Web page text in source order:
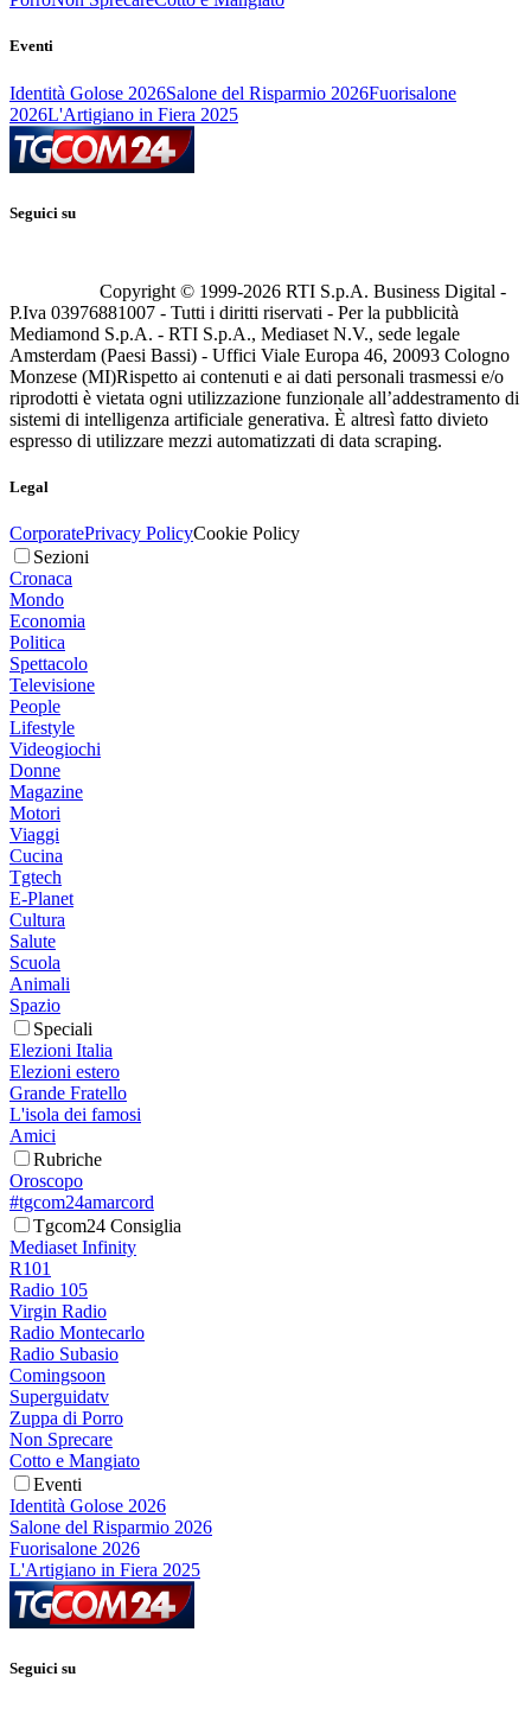
Eventi
Identità Golose 2026Salone del Risparmio 2026Fuorisalone
2026L'Artigiano in Fiera 2025
Seguici su
Copyright © 1999-2026 RTI S.p.A. Business Digital -
P.Iva 03976881007 - Tutti i diritti riservati - Per la pubblicità
Mediamond S.p.A. - RTI S.p.A., Mediaset N.V., sede legale
Amsterdam (Paesi Bassi) - Uffici Viale Europa 46, 20093 Cologno
Monzese (MI)Rispetto ai contenuti e ai dati personali trasmessi e/o
riprodotti è vietata ogni utilizzazione funzionale all’addestramento di
sistemi di intelligenza artificiale generativa. È altresì fatto divieto
espresso di utilizzare mezzi automatizzati di data scraping.
Legal
CorporatePrivacy PolicyCookie Policy
Sezioni
Cronaca
Mondo
Economia
Politica
Spettacolo
Televisione
People
Lifestyle
Videogiochi
Donne
Magazine
Motori
Viaggi
Cucina
Tgtech
E-Planet
Cultura
Salute
Scuola
Animali
Spazio
Speciali
Elezioni Italia
Elezioni estero
Grande Fratello
L'isola dei famosi
Amici
Rubriche
Oroscopo
#tgcom24amarcord
Tgcom24 Consiglia
Mediaset Infinity
R101
Radio 105
Virgin Radio
Radio Montecarlo
Radio Subasio
Comingsoon
Superguidatv
Zuppa di Porro
Non Sprecare
Cotto e Mangiato
Eventi
Identità Golose 2026
Salone del Risparmio 2026
Fuorisalone 2026
L'Artigiano in Fiera 2025
Seguici su